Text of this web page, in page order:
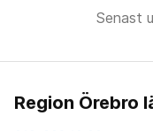
Senast
Region Örebro